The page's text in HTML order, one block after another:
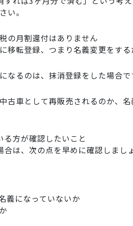
い。
の月割還付はありません
移転登録、つまり名義変更をす
なるのは、抹消登録をした場合で
古車として再販売されるのか、
方が確認したいこと
は、次の点を早めに確認しましょ
義になっていないか